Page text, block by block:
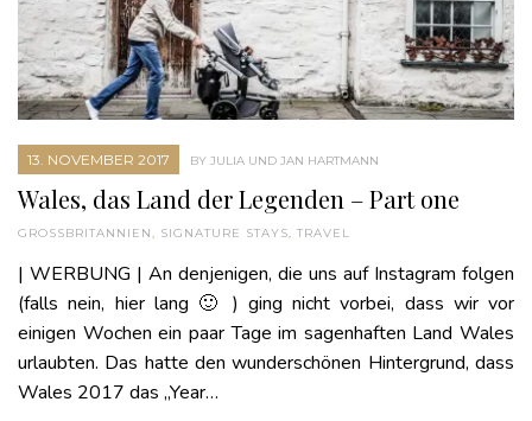
13. NOVEMBER 2017 BY JULIA UND JAN HARTMANN
Wales, das Land der Legenden – Part one
GROSSBRITANNIEN , SIGNATURE STAYS, TRAVEL
| WERBUNG | An denjenigen, die uns auf Instagram folgen
(falls nein, hier lang 🙂 ) ging nicht vorbei, dass wir vor
einigen Wochen ein paar Tage im sagenhaften Land Wales
urlaubten. Das hatte den wunderschönen Hintergrund, dass
Wales 2017 das „Year…